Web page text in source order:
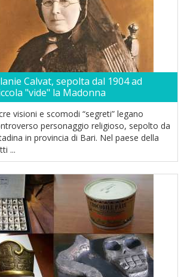
Calvat, sepolta dal 1904 ad
"vide" la Madonna
visioni e scomodi “segreti” legano
personaggio religioso, sepolto da
in provincia di Bari. Nel paese della
...